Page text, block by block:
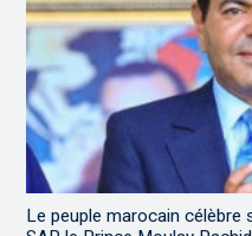
Le peuple marocain célèbre